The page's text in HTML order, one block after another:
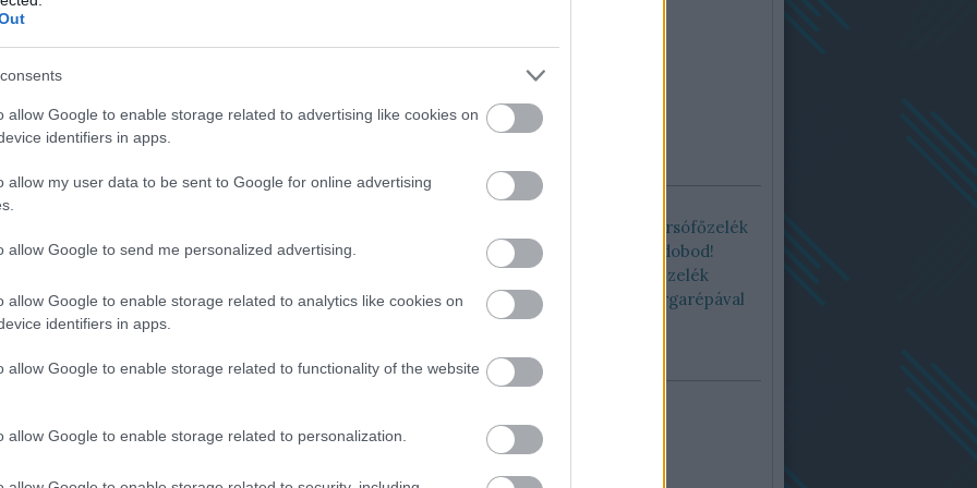
allow Google to enable storage related to advertising like cookies on
identifiers in apps.
allow my user data to be sent to Google for online advertising
allow Google to send me personalized advertising.
allow Google to enable storage related to analytics like cookies on
identifiers in apps.
allow Google to enable storage related to functionality of the website
allow Google to enable storage related to personalization.
1komment
tökfőzelék
ezekben a tikkasztó hetekben az embernek
Jéghidegen, fröccsel, mennyei! A
a főzelék megagigaszupi! :)
<< Archív
Top 5
Kelkáposztafőzelék
Gyömbéres-mentás zöldborsófőzelék
Spárgás tészta. Az agyad eldobod!
Sárgarépás csicseriborsó főzelék
Vöröslencse főzelék sült sárgarépával
Indavideó